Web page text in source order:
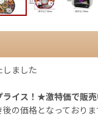
しました
ライス！★激特価で販
後の価格となっておりま